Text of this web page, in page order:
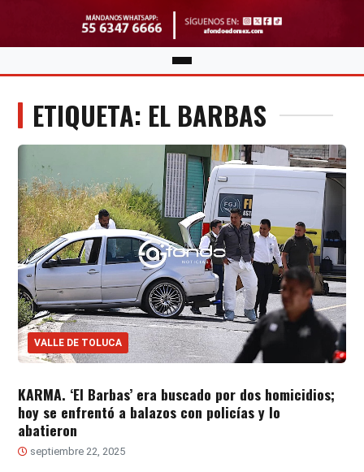
ETIQUETA: EL BARBAS
VALLE DE TOLUCA
KARMA. ‘El Barbas’ era buscado por dos homicidios;
hoy se enfrentó a balazos con policías y lo
abatieron
septiembre 22, 2025